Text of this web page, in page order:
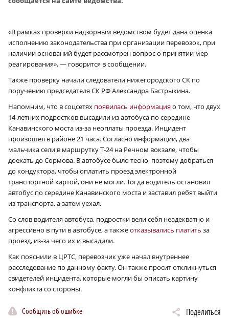
«В рамках проверки надзорным ведомством будет дана оценка
исполнению законодательства при организации перевозок, при
наличии оснований будет рассмотрен вопрос о принятии мер
реагирования», — говорится в сообщении.
Также проверку начали следователи нижегородского СК по
поручению председателя СК РФ Александра Бастрыкина.
Напомним, что в соцсетях появилась информацияо том, что двух
14-летних подростков высадили из автобуса по середине
Канавинского моста из-за неоплаты проезда. Инцидент
произошел в районе 21 часа. Согласно информации, два
мальчика сели в маршрутку Т‑24 на Речном вокзале, чтобы
доехать до Сормова. В автобусе было тесно, поэтому добраться
до кондуктора, чтобы оплатить проезд электронной
транспортной картой, они не могли. Тогда водитель остановил
автобус по середине Канавинского моста и заставил ребят выйти
из транспорта, а затем уехал.
Со слов водителя автобуса, подростки вели себя неадекватно и
агрессивно в пути в автобусе, а такжеотказывались платить за
проезд, из-за чего их и высадили.
Как пояснили в ЦРТС, перевозчик уже начал внутреннее
расследование по данному факту. Он также просит откликнуться
свидетелей инцидента, которые могли бы описать картину
конфликта со стороны.
Сообщить об ошибке Поделиться